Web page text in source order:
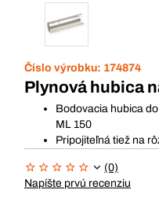
Číslo výrobku: 174874
Plynová hubica
Bodovacia hubica
ML 150
Pripojiteľná tiež na
(0)
Napíšte prvú recenziu